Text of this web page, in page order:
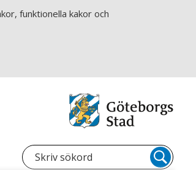
funktionella kakor och